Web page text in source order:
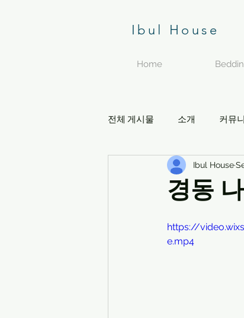
Ibul House
Home
전체 게시물 소개 커뮤
경동
Ibul House
https://
e.mp4